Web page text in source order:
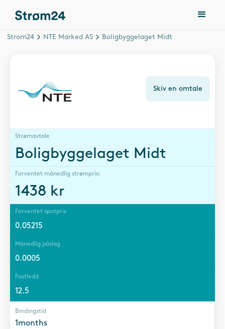
Strom24 NTE Marked AS Boligbyggelaget Midt
Skiv en omtale
Strømavtale
Boligbyggelaget Midt
Forventet månedlig strømpris:
1438 kr
Forventet spotpris
0.05215
Månedlig påslag
0.0005
Fastledd
12.5
Bindingstid
1months